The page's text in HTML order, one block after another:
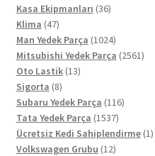
Kasa Ekipmanları 3636
Klima 4747
ürün
Man Yedek Parça 10241024
ürün
Mitsubishi Yedek Parça 25612561
Oto Lastik 1313
Sigorta 88
ürün
Subaru Yedek Parça 116116
Tata Yedek Parça 15371537
ürün
Ücretsiz Kedi Sahiplendirme 11
Volkswagen Grubu 1212